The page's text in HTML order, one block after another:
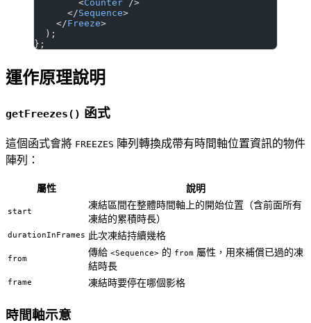
        <
Counter />
      </
Sequence>
    </
Freeze>
  );
};
運作原理說明
getFreezes() 函式
這個函式會將 FREEZES 陣列轉換成帶有時間軸位置資訊的物件
陣列：
屬性 說明
start
凍結區間在整體時間軸上的開始位置（含前面所有
凍結的累積時長）
durationInFrames 此次凍結持續幾格
from
傳給 <Sequence> 的 from 屬性，用來補償已過的凍
結時長
frame 凍結時要停在哪個影格
時間軸示意